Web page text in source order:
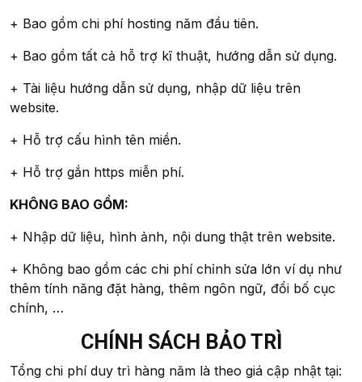
+ Bao gồm chi phí hosting năm đầu tiên.
+ Bao gồm tất cả hỗ trợ kĩ thuật, hướng dẫn sử dụng.
+ Tài liệu hướng dẫn sử dụng, nhập dữ liệu trên
website.
+ Hỗ trợ cấu hình tên miền.
+ Hỗ trợ gắn https miễn phí.
KHÔNG BAO GỒM:
+ Nhập dữ liệu, hình ảnh, nội dung thật trên website.
+ Không bao gồm các chi phí chỉnh sửa lớn ví dụ như
thêm tính năng đặt hàng, thêm ngôn ngữ, đổi bố cục
chính, …
CHÍNH SÁCH BẢO TRÌ
Tổng chi phí duy trì hàng năm là theo giá cập nhật tại: